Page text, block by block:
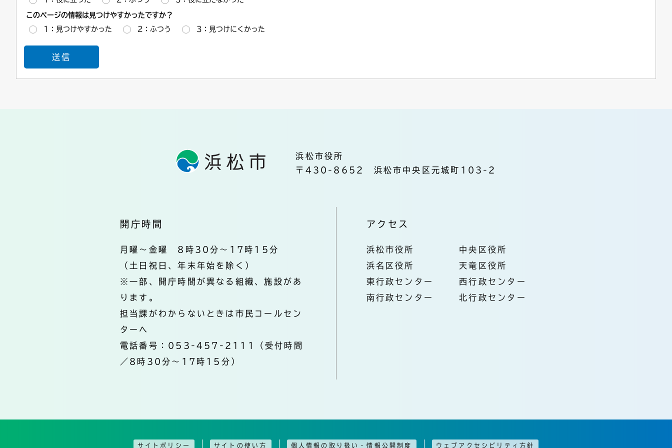
このページの情報は見つけやすかったですか？
1：見つけやすかった 2：ふつう 3：見つけにくかった
浜松市役所
〒430-8652 浜松市中央区元城町103-2
開庁時間
月曜～金曜 8時30分～17時15分
（土日祝日、年末年始を除く）
※一部、開庁時間が異なる組織、施設があ
ります。
担当課がわからないときは市民コールセン
ターへ
電話番号：053-457-2111（受付時間
／8時30分～17時15分）
アクセス
浜松市役所
中央区役所
浜名区役所
天竜区役所
東行政センター
西行政センター
南行政センター
北行政センター
サイトポリシー サイトの使い方 個人情報の取り扱い・情報公開制度 ウェブアクセシビリティ方針